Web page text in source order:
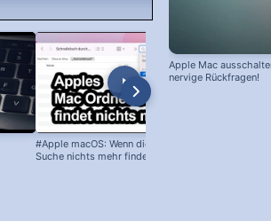
#Apple macOS: Wenn die Mac #Ordner
Suche nichts mehr findet!
Apple Mac
nervige Rückfragen!